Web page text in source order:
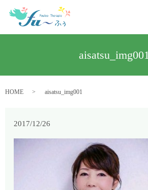
aisatsu_img001
HOME aisatsu_img001
2017/12/26